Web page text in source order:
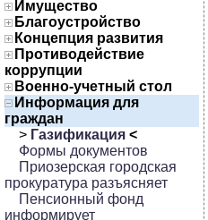
Имущество
Благоустройство
Концепция развития
Противодействие
коррупции
Военно-учетный стол
Информация для
граждан
> Газификация <
Формы документов
Приозерская городская
прокуратура разъясняет
Пенсионный фонд
информирует